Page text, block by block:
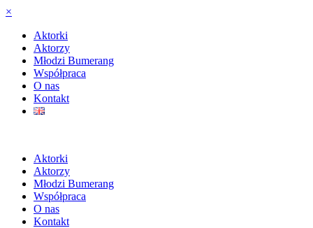
×
Aktorki
Aktorzy
Młodzi Bumerang
Współpraca
O nas
Kontakt
Aktorki
Aktorzy
Młodzi Bumerang
Współpraca
O nas
Kontakt